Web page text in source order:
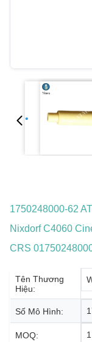
1750248000-62
Nixdorf C4060
CRS
Tên Thương
Hiệu:
Số Mô Hình:
MOQ: